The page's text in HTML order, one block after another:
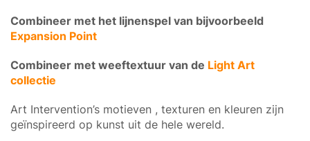
Combineer met het lijnenspel van bijvoorbeeld
Expansion Point
Combineer met weeftextuur van de Light Art
collectie
Art Intervention’s motieven , texturen en kleuren zijn
geïnspireerd op kunst uit de hele wereld.